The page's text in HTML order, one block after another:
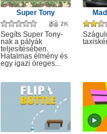
Super Tony
2K
Segíts Super Tony-
nak a pályák
teljesítésében.
Hatalmas élmény és
egy igazi öreges...